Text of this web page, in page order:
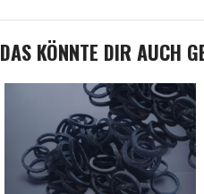
DAS KÖNNTE DIR AUCH